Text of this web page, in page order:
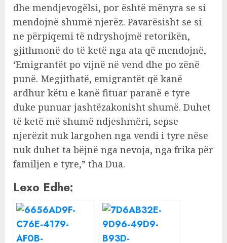
dhe mendjevogëlsi, por është mënyra se si
mendojnë shumë njerëz. Pavarësisht se si
ne përpiqemi të ndryshojmë retorikën,
gjithmonë do të ketë nga ata që mendojnë,
‘Emigrantët po vijnë në vend dhe po zënë
punë. Megjithatë, emigrantët që kanë
ardhur këtu e kanë fituar paranë e tyre
duke punuar jashtëzakonisht shumë. Duhet
të ketë më shumë ndjeshmëri, sepse
njerëzit nuk largohen nga vendi i tyre nëse
nuk duhet ta bëjnë nga nevoja, nga frika për
familjen e tyre,” tha Dua.
Lexo Edhe: